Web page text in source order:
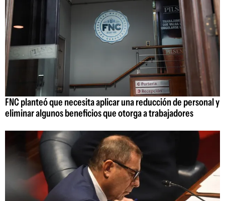
FNC planteó que necesita aplicar una reducción de personal y
eliminar algunos beneficios que otorga a trabajadores